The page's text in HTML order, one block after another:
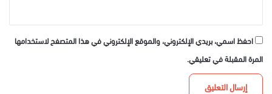
احفظ اسمي، بريدي الإلكتروني، والموقع الإلكتروني في هذا المتصفح لاستخدامها
المرة المقبلة في تعليقي.